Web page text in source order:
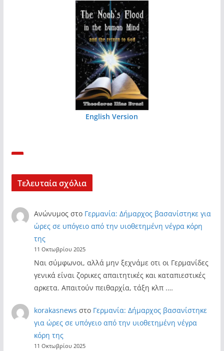
English Version
Τελευταία σχόλια
Ανώνυμος στο Γερμανία: Δήμαρχος βασανίστηκε για
ώρες σε υπόγειο από την υιοθετημένη νέγρα κόρη
της
11 Οκτωβρίου 2025
Ναι σύμφωνοι, αλλά μην ξεχνάμε οτι οι Γερμανίδες
γενικά είναι ζορικες απαιτητικές και καταπιεστικές
αρκετα. Απαιτούν πειθαρχία, τάξη κλπ .…
korakasnews στο Γερμανία: Δήμαρχος βασανίστηκε
για ώρες σε υπόγειο από την υιοθετημένη νέγρα
κόρη της
11 Οκτωβρίου 2025